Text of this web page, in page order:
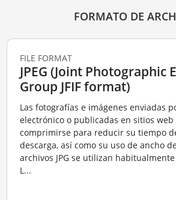
FORMATO DE
FILE FORMAT
JPEG (Joint Photographic
Group JFIF format)
Las fotografías e imágenes enviadas
electrónico o publicadas en sitios web
comprimirse para reducir su tiempo
descarga, así como su uso de ancho
archivos JPG se utilizan
L...